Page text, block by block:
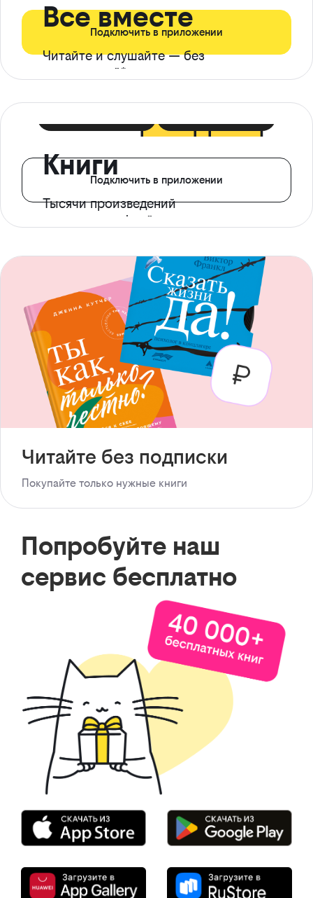
Все вместе
Читайте и слушайте — без
ограничений*
Подключить в приложении
Книги
Тысячи произведений
с доступом офлайн
Подключить в приложении
Читайте без подписки
Покупайте только нужные книги
Попробуйте наш
сервис бесплатно